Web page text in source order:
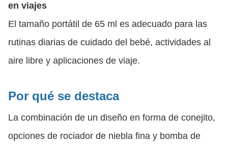
en viajes
El tamaño portátil de 65 ml es adecuado para las
rutinas diarias de cuidado del bebé, actividades al
aire libre y aplicaciones de viaje.
Por qué se destaca
La combinación de un diseño en forma de conejito,
opciones de rociador de niebla fina y bomba de